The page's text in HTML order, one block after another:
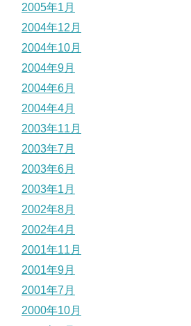
2005年1月
2004年12月
2004年10月
2004年9月
2004年6月
2004年4月
2003年11月
2003年7月
2003年6月
2003年1月
2002年8月
2002年4月
2001年11月
2001年9月
2001年7月
2000年10月